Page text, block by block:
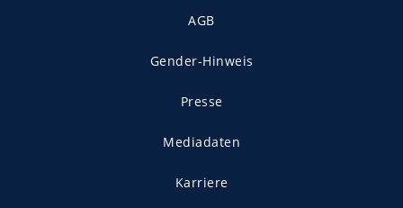
AGB
Gender-Hinweis
Presse
Mediadaten
Karriere